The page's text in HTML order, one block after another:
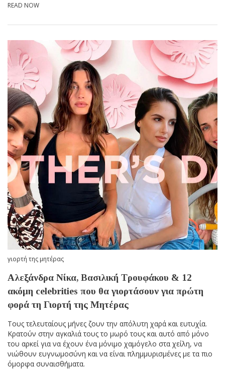
READ NOW
γιορτή της μητέρας
Αλεξάνδρα Νίκα, Βασιλική Τρουφάκου & 12
ακόμη celebrities που θα γιορτάσουν για πρώτη
φορά τη Γιορτή της Μητέρας
Τους τελευταίους μήνες ζουν την απόλυτη χαρά και ευτυχία.
Κρατούν στην αγκαλιά τους το μωρό τους και αυτό από μόνο
του αρκεί για να έχουν ένα μόνιμο χαμόγελο στα χείλη, να
νιώθουν ευγνωμοσύνη και να είναι πλημμυρισμένες με τα πιο
όμορφα συναισθήματα.